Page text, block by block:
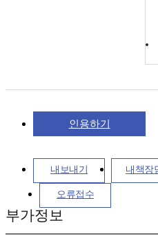
인용하기
내보내기 내책장
오류접수
부가정보